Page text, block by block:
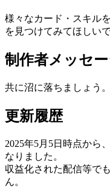
様々なカード・スキル
を見つけてみてほしいで
制作者メッセ
共に沼に落ちましょう。
更新履歴
2025年5月5日時点から
なりました。
収益化された配信等で
ん。